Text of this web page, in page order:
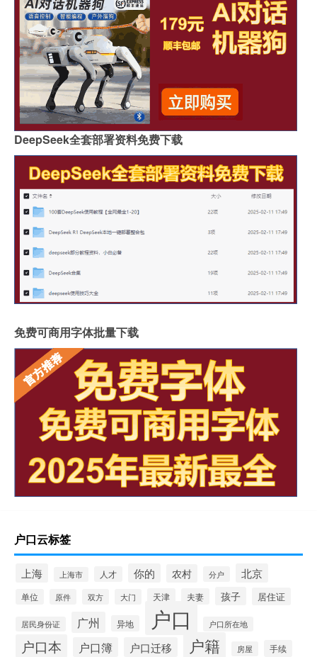
DeepSeek全套部署资料免费下载
免费可商用字体批量下载
户口云标签
上海 上海市 人才 你的 农村 分户 北京
单位 原件 双方 大门 天津 夫妻 孩子 居住证
居民身份证 广州 异地 户口 户口所在地
户口本 户口簿 户口迁移 户籍 房屋 手续